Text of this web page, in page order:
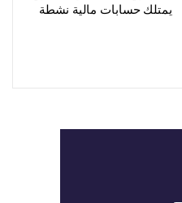
يمتلك حسابات مالية نشطة